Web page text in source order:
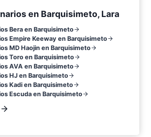
en Barquisimeto, Lara
Bera en Barquisimeto
Empire Keeway en Barquisimeto
MD Haojin en Barquisimeto
Toro en Barquisimeto
AVA en Barquisimeto
HJ en Barquisimeto
Kadi en Barquisimeto
Escuda en Barquisimeto